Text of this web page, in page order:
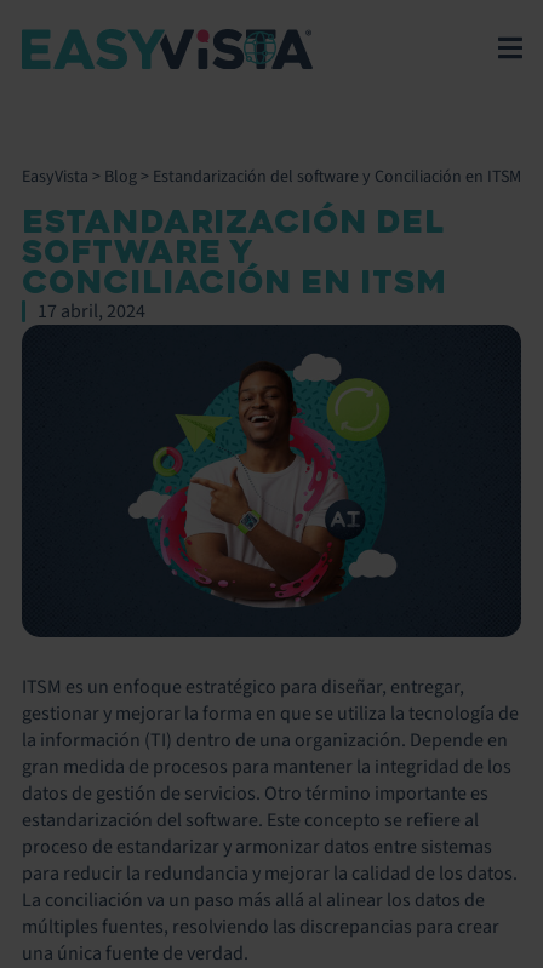
EasyVista > Blog> Estandarización del software y Conciliación en ITSM
ESTANDARIZACIÓN DEL
SOFTWARE Y
CONCILIACIÓN EN ITSM
17 abril, 2024
ITSM es un enfoque estratégico para diseñar, entregar,
gestionar y mejorar la forma en que se utiliza la tecnología de
la información (TI) dentro de una organización. Depende en
gran medida de procesos para mantener la integridad de los
datos de gestión de servicios. Otro término importante es
estandarización del software. Este concepto se refiere al
proceso de estandarizar y armonizar datos entre sistemas
para reducir la redundancia y mejorar la calidad de los datos.
La conciliación va un paso más allá al alinear los datos de
múltiples fuentes, resolviendo las discrepancias para crear
una única fuente de verdad.